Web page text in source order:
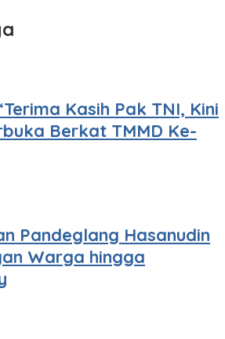
Kasih Pak TNI, Kini
Berkat TMMD Ke-
Pandeglang Hasanudin
Warga hingga